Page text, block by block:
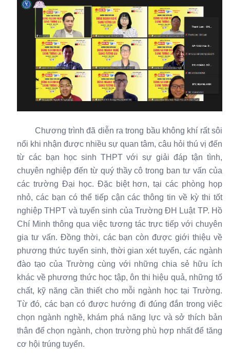
Chương trình đã diễn ra trong bầu không khí rất sôi
nổi khi nhận được nhiều sự quan tâm, câu hỏi thú vị đến
từ các bạn học sinh THPT với sự giải đáp tận tình,
chuyên nghiệp đến từ quý thầy cô trong ban tư vấn của
các trường Đại học. Đặc biệt hơn, tại các phòng họp
nhỏ, các bạn có thể tiếp cận các thông tin về kỳ thi tốt
nghiệp THPT và tuyển sinh của Trường ĐH Luật TP. Hồ
Chí Minh thông qua việc tương tác trực tiếp với chuyên
gia tư vấn. Đồng thời, các bạn còn được giới thiệu về
phương thức tuyển sinh, thời gian xét tuyển, các ngành
đào tạo của Trường cùng với những chia sẻ hữu ích
khác về phương thức học tập, ôn thi hiệu quả, những tố
chất, kỹ năng cần thiết cho mỗi ngành học tại Trường.
Từ đó, các bạn có được hướng đi đúng đắn trong việc
chọn ngành nghề, khám phá năng lực và sở thích bản
thân để chọn ngành, chọn trường phù hợp nhất để tăng
cơ hội trúng tuyển.